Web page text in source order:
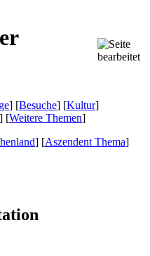
] [Besuche] [Kultur]
] [Weitere Themen]
] [Aszendent Thema]